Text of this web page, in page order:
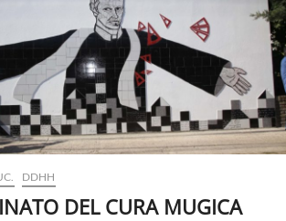
DDHH
DEL CURA MUGICA